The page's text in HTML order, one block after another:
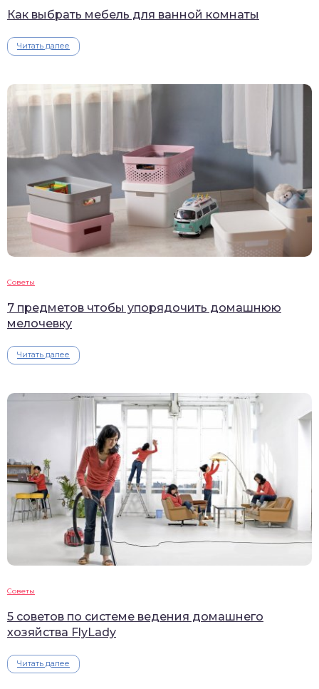
Как выбрать мебель для ванной комнаты
Читать далее
Советы
7 предметов чтобы упорядочить домашнюю
мелочевку
Читать далее
Советы
5 советов по системе ведения домашнего
хозяйства FlyLady
Читать далее